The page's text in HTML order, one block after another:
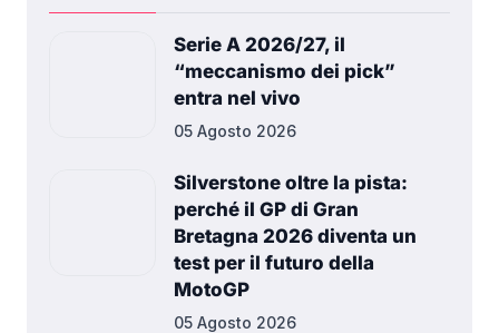
Serie A 2026/27, il
“meccanismo dei pick”
entra nel vivo
05 Agosto 2026
Silverstone oltre la pista:
perché il GP di Gran
Bretagna 2026 diventa un
test per il futuro della
MotoGP
05 Agosto 2026